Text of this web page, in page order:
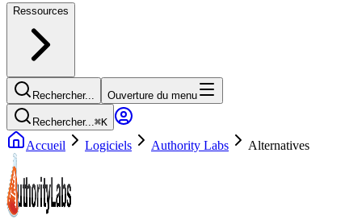
Ressources
Rechercher... Ouverture du menu
Rechercher...⌘K
Accueil Logiciels Authority Labs Alternatives